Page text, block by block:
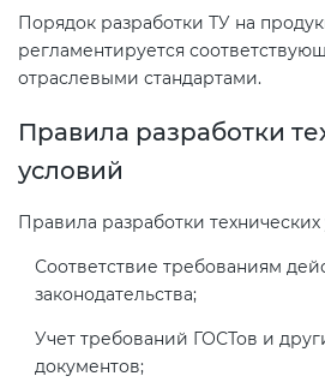
Порядок разработки ТУ на
регламентируется
отраслевыми стандартами.
Правила разработки
условий
Правила разработки
Соответствие требованиям
законодательства;
Учет требований ГОСТов и
документов;